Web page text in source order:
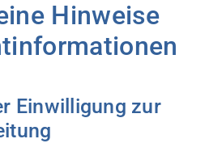
Hinweise
Einwilligung zur